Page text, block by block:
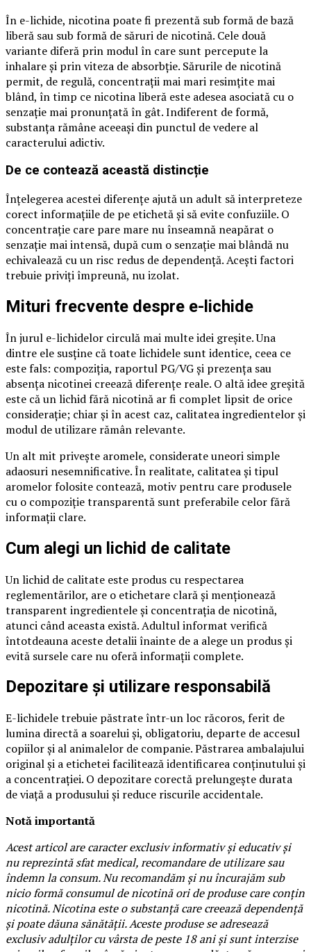
În e-lichide, nicotina poate fi prezentă sub formă de bază
liberă sau sub formă de săruri de nicotină. Cele două
variante diferă prin modul în care sunt percepute la
inhalare și prin viteza de absorbție. Sărurile de nicotină
permit, de regulă, concentrații mai mari resimțite mai
blând, în timp ce nicotina liberă este adesea asociată cu o
senzație mai pronunțată în gât. Indiferent de formă,
substanța rămâne aceeași din punctul de vedere al
caracterului adictiv.
De ce contează această distincție
Înțelegerea acestei diferențe ajută un adult să interpreteze
corect informațiile de pe etichetă și să evite confuziile. O
concentrație care pare mare nu înseamnă neapărat o
senzație mai intensă, după cum o senzație mai blândă nu
echivalează cu un risc redus de dependență. Acești factori
trebuie priviți împreună, nu izolat.
Mituri frecvente despre e-lichide
În jurul e-lichidelor circulă mai multe idei greşite. Una
dintre ele susţine că toate lichidele sunt identice, ceea ce
este fals: compoziţia, raportul PG/VG şi prezenţa sau
absenţa nicotinei creează diferenţe reale. O altă idee greşită
este că un lichid fără nicotină ar fi complet lipsit de orice
consideraţie; chiar şi în acest caz, calitatea ingredientelor şi
modul de utilizare rămân relevante.
Un alt mit priveşte aromele, considerate uneori simple
adaosuri nesemnificative. În realitate, calitatea şi tipul
aromelor folosite contează, motiv pentru care produsele
cu o compoziţie transparentă sunt preferabile celor fără
informaţii clare.
Cum alegi un lichid de calitate
Un lichid de calitate este produs cu respectarea
reglementărilor, are o etichetare clară şi menţionează
transparent ingredientele şi concentraţia de nicotină,
atunci când aceasta există. Adultul informat verifică
întotdeauna aceste detalii înainte de a alege un produs şi
evită sursele care nu oferă informaţii complete.
Depozitare şi utilizare responsabilă
E-lichidele trebuie păstrate într-un loc răcoros, ferit de
lumina directă a soarelui şi, obligatoriu, departe de accesul
copiilor şi al animalelor de companie. Păstrarea ambalajului
original şi a etichetei facilitează identificarea conţinutului şi
a concentraţiei. O depozitare corectă prelungeşte durata
de viaţă a produsului şi reduce riscurile accidentale.
Notă importantă
Acest articol are caracter exclusiv informativ şi educativ şi
nu reprezintă sfat medical, recomandare de utilizare sau
îndemn la consum. Nu recomandăm şi nu încurajăm sub
nicio formă consumul de nicotină ori de produse care conţin
nicotină. Nicotina este o substanţă care creează dependenţă
şi poate dăuna sănătăţii. Aceste produse se adresează
exclusiv adulţilor cu vârsta de peste 18 ani şi sunt interzise